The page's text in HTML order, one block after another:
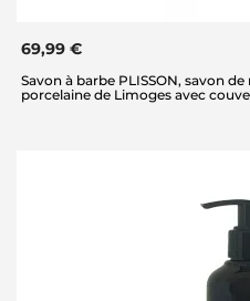
69,99 €
Savon à barbe PLISSON, savon
porcelaine de Limoges avec